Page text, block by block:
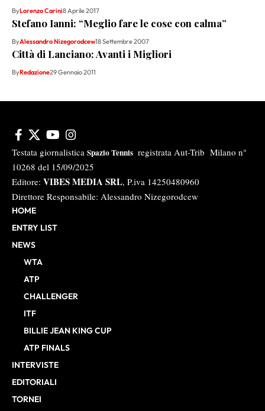
ByLorenzo Carini8 Aprile 2017
Stefano Ianni: “Meglio fare le cose con calma”
ByAlessandro Nizegorodcew18 Settembre 2007
Città di Lanciano: Avanti i Migliori
ByRedazione29 Gennaio 2011
Testata giornalistica Spazio Tennis registrata Aut-Trib Milano n°
10268 del 15/09/2025
Editore: VIBES MEDIA SRL, P.iva 14250480960
Direttore Responsabile: Alessandro Nizegorodcew
HOME
ENTRY LIST
NEWS
WTA
ATP
CHALLENGER
ITF
BILLIE JEAN KING CUP
ATP FINALS
INTERVISTE
EDITORIALI
TORNEI